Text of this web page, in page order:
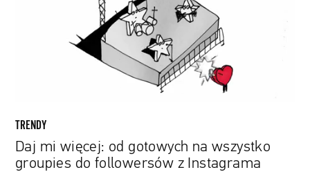
Instagrama
TRENDY
Daj mi więcej: od gotowych na wszystko
groupies do followersów z Instagrama